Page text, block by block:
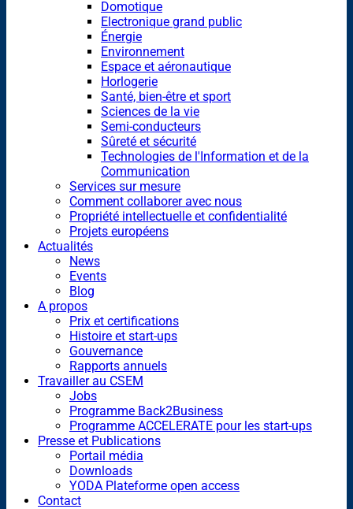
Domotique
Electronique grand public
Énergie
Environnement
Espace et aéronautique
Horlogerie
Santé, bien-être et sport
Sciences de la vie
Semi-conducteurs
Sûreté et sécurité
Technologies de l'Information et de la
Communication
Services sur mesure
Comment collaborer avec nous
Propriété intellectuelle et confidentialité
Projets européens
Actualités
News
Events
Blog
A propos
Prix et certifications
Histoire et start-ups
Gouvernance
Rapports annuels
Travailler au CSEM
Jobs
Programme Back2Business
Programme ACCELERATE pour les start-ups
Presse et Publications
Portail média
Downloads
YODA Plateforme open access
Contact